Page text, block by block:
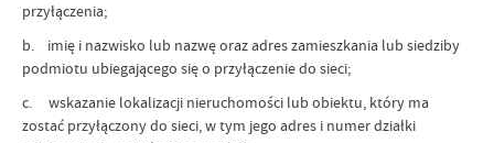
przyłączenia;
b. imię i nazwisko lub nazwę oraz adres zamieszkania lub siedziby
podmiotu ubiegającego się o przyłączenie do sieci;
c. wskazanie lokalizacji nieruchomości lub obiektu, który ma
zostać przyłączony do sieci, w tym jego adres i numer działki